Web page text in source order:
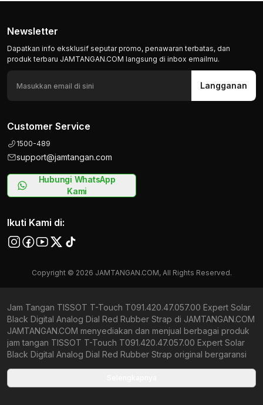
Newsletter
Dapatkan info eksklusif seputar promo, penawaran terbatas, dan
produk terbaru JAMTANGAN.COM langsung di inbox emailmu.
Langganan
Customer Service
1500-489
support@jamtangan.com
Hubungi WhatsApp
Kami
Ikuti Kami di:
Copyright © 2026 JAMTANGAN.COM, All Rights Reserved.
Jam Tangan TISSOT T-Touch T091.420.47.057.00 Expert Solar
Black Digital Analog Dial Red Rubber Strap di JAMTANGAN.COM
JAMTANGAN.COM menyediakan dan menjual berbagai produk
jam tangan TISSOT T-Touch T091.420.47.057.00 Expert Solar
Black Digital Analog Dial Red Rubber Strap original bergaransi
pelanggan. JAMTANGAN.COM menjamin produk-produk yang